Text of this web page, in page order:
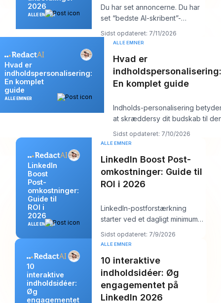
2026
ALLE EMNER
Du har set annoncerne. Du har
set “bedste AI-skribent”-
oversigterne, som på mystisk
vis alle anbefal
Sidst opdateret: 7/11/2026
Hvad er
indholdspersonalisering:
En komplet
guide
ALLE EMNER
ALLE EMNER
Hvad er
indholdspersonalisering:
En komplet guide
Indholds-personalisering
at skræddersy dit budskab til
person, du står overfor, og det v
Sidst opdateret: 7/10/2026
LinkedIn
Boost
Post-
omkostninger:
Guide til
ROI i
2026
ALLE EMNER
ALLE EMNER
LinkedIn Boost Post-
omkostninger: Guide til
ROI i 2026
LinkedIn-postforstærkning
starter ved et dagligt minimum
på $10 , men et realistisk
udgangspunkt er
Sidst opdateret: 7/9/2026
10
interaktive
indholdsidéer:
Øg
engagementet
ALLE EMNER
10 interaktive
indholdsidéer: Øg
engagementet på
LinkedIn 2026